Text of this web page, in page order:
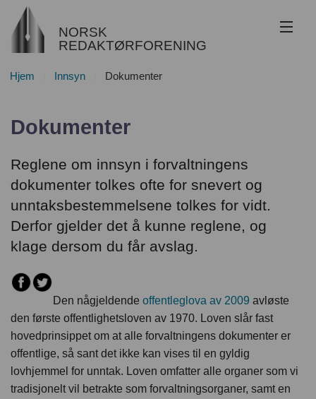
NORSK
REDAKTØRFORENING
Om NR
Redaktøransvar
Etikk
Innsyn
Nyhetsarkiv
Bli medlem
English
Hjem Innsyn Dokumenter
Dokumenter
Reglene om innsyn i forvaltningens
dokumenter tolkes ofte for snevert og
unntaksbestemmelsene tolkes for vidt.
Derfor gjelder det å kunne reglene, og
klage dersom du får avslag.
Den någjeldende offentleglova av 2009 avløste
den første offentlighetsloven av 1970. Loven slår fast
hovedprinsippet om at alle forvaltningens dokumenter er
offentlige, så sant det ikke kan vises til en gyldig
lovhjemmel for unntak. Loven omfatter alle organer som vi
tradisjonelt vil betrakte som forvaltningsorganer, samt en